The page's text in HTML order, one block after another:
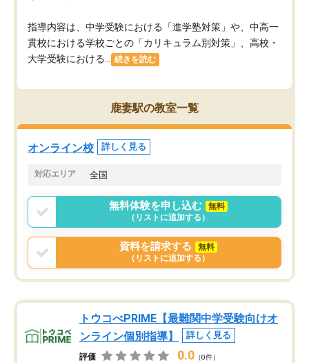
指導内容は、中学受験における「進学塾対策」や、中高一
貫校における学校ごとの「カリキュラム別対策」、高校・
大学受験における...
続きを読む
鹿妻駅の教室一覧
オンライン校 詳しく見る
対応エリア 全国
無料体験を申し込む
無料
（リストに追加する）
資料を請求する
無料
（リストに追加する）
トウコべPRIME【最難関中学受験向けオ
ンライン個別指導】
詳しく見る
評価 0.0 （0件）